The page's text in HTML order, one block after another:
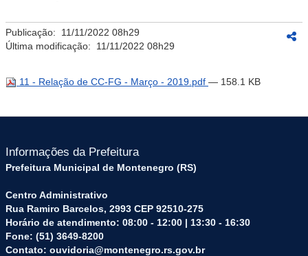
Publicação: 11/11/2022 08h29
Última modificação: 11/11/2022 08h29
11 - Relação de CC-FG - Março - 2019.pdf — 158.1 KB
Informações da Prefeitura
Prefeitura Municipal de Montenegro (RS)
Centro Administrativo
Rua Ramiro Barcelos, 2993 CEP 92510-275
Horário de atendimento: 08:00 - 12:00 | 13:30 - 16:30
Fone: (51) 3649-8200
Contato: ouvidoria@montenegro.rs.gov.br